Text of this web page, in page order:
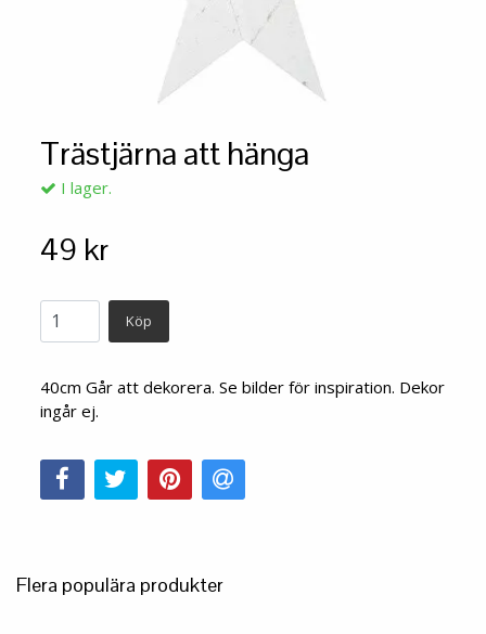
Trästjärna att hänga
I lager.
49 kr
Köp
40cm Går att dekorera. Se bilder för inspiration. Dekor
ingår ej.
Flera populära produkter